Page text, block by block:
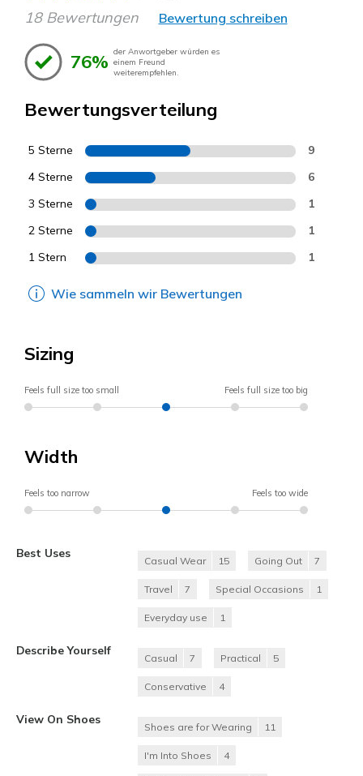
18 Bewertungen Bewertung schreiben
76% der Anwortgeber würden es
einem Freund
weiterempfehlen.
Bewertungsverteilung
5 Sterne 9
4 Sterne 6
3 Sterne 1
2 Sterne 1
1 Stern 1
Wie sammeln wir Bewertungen
Sizing
Feels full size too small Feels full size too big
Width
Feels too narrow Feels too wide
Best Uses
Casual Wear 15 Going Out 7
Travel 7 Special Occasions 1
Everyday use 1
Describe Yourself
Casual 7 Practical 5
Conservative 4
View On Shoes
Shoes are for Wearing 11
I'm Into Shoes 4